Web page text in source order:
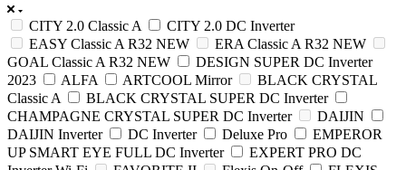
CITY 2.0 Classic A
CITY 2.0 DC Inverter
EASY Classic A R32 NEW
ERA Classic A R32 NEW
GOAL Classic A R32 NEW
DESIGN SUPER DC Inverter
2023
ALFA ARTCOOL Mirror
BLACK CRYSTAL
Classic A
BLACK CRYSTAL SUPER DC Inverter
CHAMPAGNE CRYSTAL SUPER DC Inverter
DAIJIN
DAIJIN Inverter
DC Inverter Deluxe Pro
EMPEROR
UP SMART EYE FULL DC Inverter
EXPERT PRO DC